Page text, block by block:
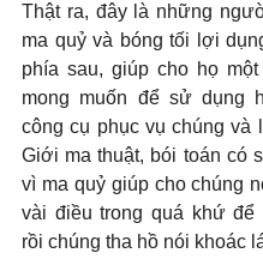
Thật ra, đây là những
ma quỷ và bóng tối lợi
phía sau, giúp cho họ
mong muốn để sử dụng
công cụ phục vụ chúng và
Giới ma thuật, bói toán có
vì ma quỷ giúp cho chúng
vài điều trong quá khứ để
rồi chúng tha hồ nói khoác